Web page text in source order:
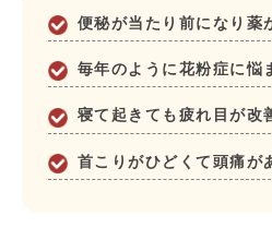
便秘が当たり前になり薬
毎年のように花粉症に悩
寝て起きても疲れ目が改
首こりがひどくて頭痛が